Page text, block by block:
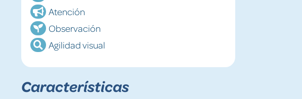
Atención
Observación
Agilidad visual
Características